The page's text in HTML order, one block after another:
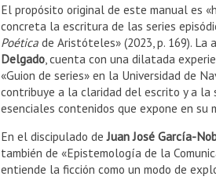
El propósito original de este manual es
concreta la escritura de las series
Poética de Aristóteles» (2023, p. 169). La
Delgado , cuenta con una dilatada
«Guion de series» en la Universidad de
contribuye a la claridad del escrito y a la
esenciales contenidos que expone en su
En el discipulado deJuan José García-
también de «Epistemología de la
entiende la ficción como un modo de